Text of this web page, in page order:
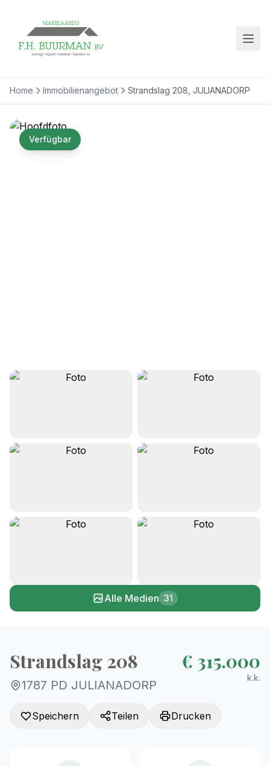
Home Immobilienangebot Strandslag 208, JULIANADORP
Verfügbar
+26
Alle Medien 31
Strandslag 208
1787 PD JULIANADORP
€ 315.000
k.k.
Speichern Teilen Drucken